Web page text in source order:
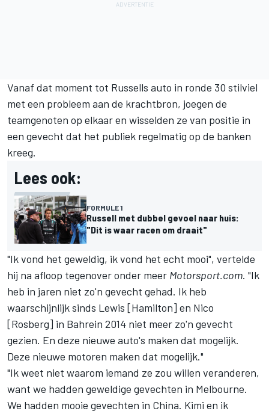
Vanaf dat moment tot Russells auto in ronde 30 stilviel
met een probleem aan de krachtbron, joegen de
teamgenoten op elkaar en wisselden ze van positie in
een gevecht dat het publiek regelmatig op de banken
kreeg.
Lees ook:
FORMULE 1
Russell met dubbel gevoel naar huis:
"Dit is waar racen om draait"
"Ik vond het geweldig, ik vond het echt mooi", vertelde
hij na afloop tegenover onder meer Motorsport.com. "Ik
heb in jaren niet zo'n gevecht gehad. Ik heb
waarschijnlijk sinds Lewis [Hamilton] en Nico
[Rosberg] in Bahrein 2014 niet meer zo'n gevecht
gezien. En deze nieuwe auto's maken dat mogelijk.
Deze nieuwe motoren maken dat mogelijk."
"Ik weet niet waarom iemand ze zou willen veranderen,
want we hadden geweldige gevechten in Melbourne.
We hadden mooie gevechten in China. Kimi en ik